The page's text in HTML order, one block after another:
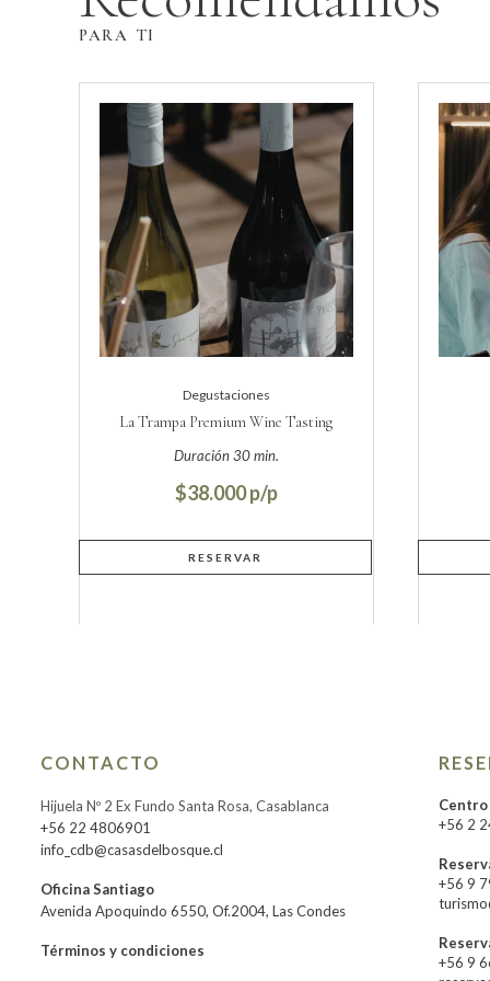
PARA TI
Degustaciones
La Trampa Premium Wine Tasting
$38.000
CONTACTO
Hijuela Nº 2 Ex Fundo Santa Rosa, Casablanca
+56 22 4806901
info_cdb@casasdelbosque.cl
Oficina Santiago
Avenida Apoquindo 6550, Of.2004, Las Condes
Términos y condiciones
Centro
+56 2
+56 9
+56 9